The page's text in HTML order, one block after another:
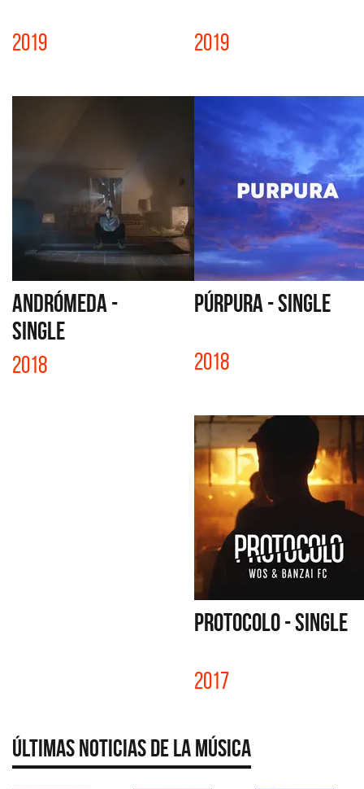
2019 2019
ANDRÓMEDA -
SINGLE
2018
PÚRPURA - SINGLE
2018
PROTOCOLO - SINGLE
2017
Últimas Noticias de la Música